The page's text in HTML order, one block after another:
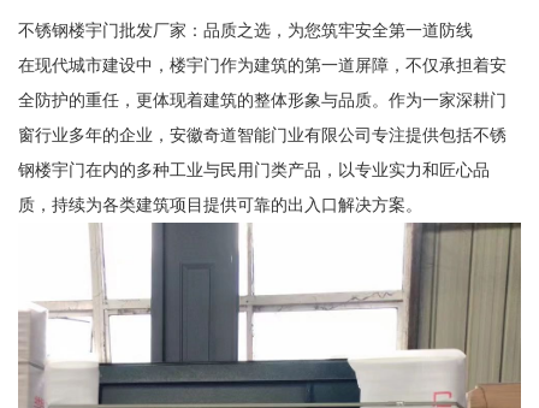
不锈钢楼宇门批发厂家：品质之选，为您筑牢安全第一道防线
在现代城市建设中，楼宇门作为建筑的第一道屏障，不仅承担着安
全防护的重任，更体现着建筑的整体形象与品质。作为一家深耕门
窗行业多年的企业，安徽奇道智能门业有限公司专注提供包括不锈
钢楼宇门在内的多种工业与民用门类产品，以专业实力和匠心品
质，持续为各类建筑项目提供可靠的出入口解决方案。